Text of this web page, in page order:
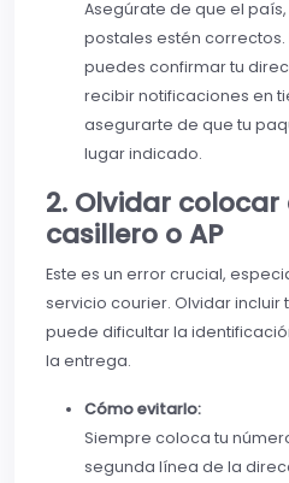
Asegúrate de que el
postales estén correctos.
puedes confirmar tu
recibir notificaciones en
asegurarte de que tu
lugar indicado.
2. Olvidar
casillero o AP
Este es un error crucial,
servicio courier. Olvidar incluir
puede dificultar la
la entrega.
Cómo evitarlo:
Siempre coloca tu
segunda línea de la